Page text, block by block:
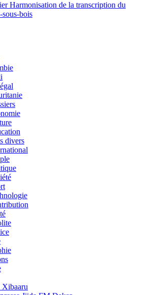
Harmonisation de la transcription du
bois
divers
Xibaaru